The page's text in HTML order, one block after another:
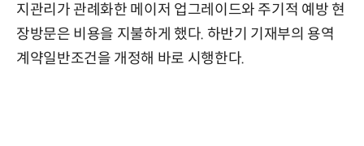
지관리가 관례화한 메이저 업그레이드와 주기적 예방 현
장방문은 비용을 지불하게 했다. 하반기 기재부의 용역
계약일반조건을 개정해 바로 시행한다.